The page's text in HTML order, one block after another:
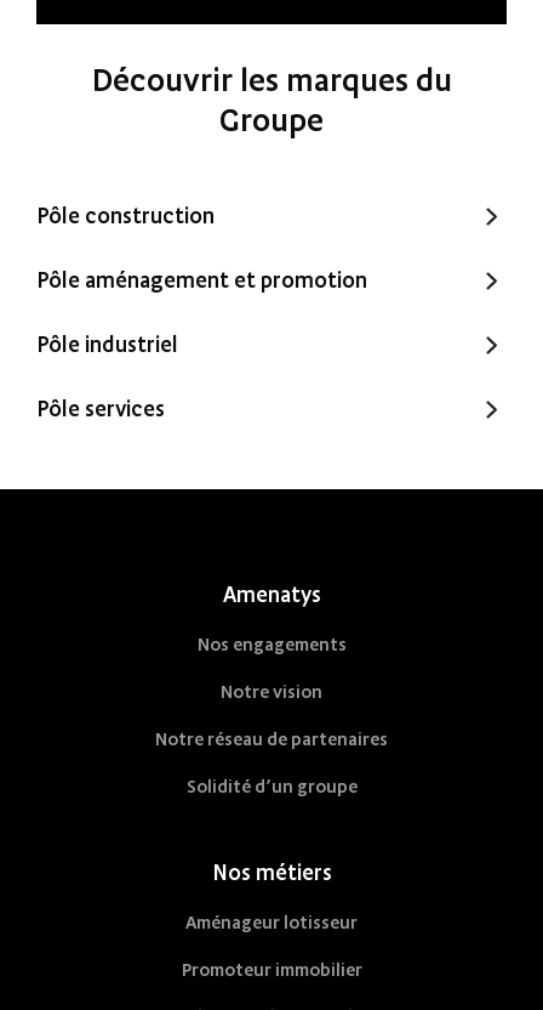
Découvrir les marques du
Groupe
Pôle construction
Trecobat
Extenbois
Mureno
Pôle aménagement et promotion
Amenatys
Office Santé – Marque partenaire
Pôle industriel
Murébois
Pôle services
Amenatys
Nos engagements
Notre vision
Notre réseau de partenaires
Solidité d’un groupe
Nos métiers
Aménageur lotisseur
Promoteur immobilier